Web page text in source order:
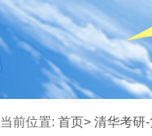
当前位置: 首页> 清华考研